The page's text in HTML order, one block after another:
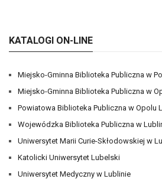
KATALOGI ON-LINE
Miejsko-Gminna Biblioteka Publiczna w
Miejsko-Gminna Biblioteka Publiczna w
Powiatowa Biblioteka Publiczna w Opolu
Wojewódzka Biblioteka Publiczna w
Uniwersytet Marii Curie-Skłodowskiej w
Katolicki Uniwersytet Lubelski
Uniwersytet Medyczny w Lublinie